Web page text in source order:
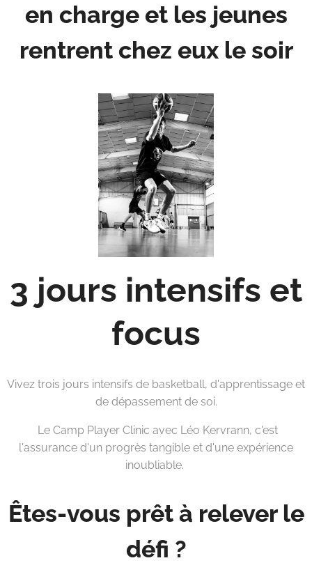
en charge et les jeunes
rentrent chez eux le soir
3 jours intensifs et
focus
Vivez trois jours intensifs de basketball, d'apprentissage et
de dépassement de soi.
Le Camp Player Clinic avec Léo Kervrann, c'est
l'assurance d'un progrès tangible et d'une expérience
inoubliable.
Êtes-vous prêt à relever le
défi ?